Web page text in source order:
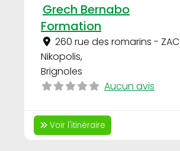
Grech Bernabo
Formation
260 rue des romarins - ZAC
Nikopolis,
Brignoles
Aucun avis
Voir l'itinéraire